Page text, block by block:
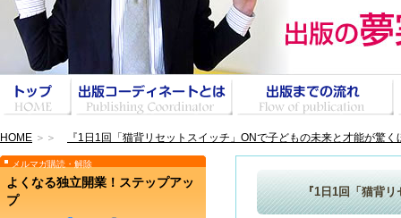
HOME ＞＞ 『1日1回「猫背リセットスイッチ」ONで子どもの未来と才能が驚
『1日1回「猫背
メルマガ購読・解除
よくなる独立開業！ステップアッ
プ